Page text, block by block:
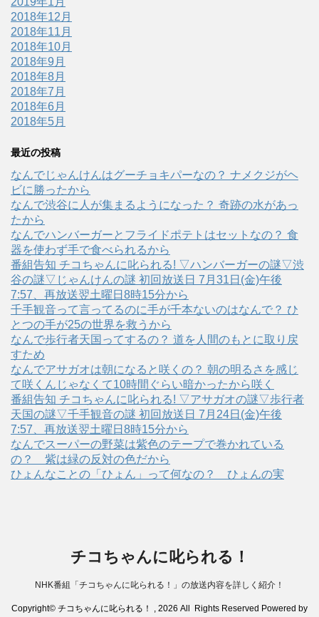
2018年12月
2018年11月
2018年10月
2018年9月
2018年8月
2018年7月
2018年6月
2018年5月
最近の投稿
なんでじゃんけんはグーチョキパーなの？ ナメクジがヘ
ビに勝ったから
なんで渋谷に人が集まるようになった？ 奇跡の水があっ
たから
なんでハンバーガーとフライドポテトはセットなの？ 食
器を使わず手で食べられるから
番組告知 チコちゃんに叱られる! ▽ハンバーガーの謎▽渋
谷の謎▽じゃんけんの謎 初回放送日 7月31日(金)午後
7:57、再放送翌土曜日8時15分から
千手観音って言ってるのに手が千本ないのはなんで？ ひ
とつの手が25の世界を救うから
なんで歩行者天国ってするの？ 道を人間のもとに取り戻
すため
なんでアサガオは朝になると咲くの？ 朝の明るさを感じ
て咲くんじゃなくて10時間ぐらい暗かったから咲く
番組告知 チコちゃんに叱られる! ▽アサガオの謎▽歩行者
天国の謎▽千手観音の謎 初回放送日 7月24日(金)午後
7:57、再放送翌土曜日8時15分から
なんでスーパーの野菜は紫色のテープで巻かれている
の？ 紫は緑の反対の色だから
ひょんなことの「ひょん」って何なの？ ひょんの実
チコちゃんに叱られる！
NHK番組「チコちゃんに叱られる！」の放送内容を詳しく紹介！
Copyright© チコちゃんに叱られる！ , 2026 All Rights Reserved Powered by